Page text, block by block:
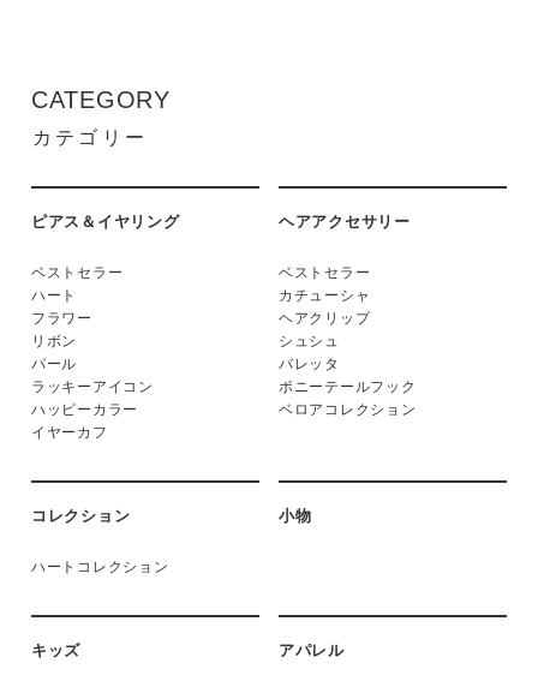
CATEGORY
カテゴリー
ピアス＆イヤリング
ベストセラー
ハート
フラワー
リボン
パール
ラッキーアイコン
ハッピーカラー
イヤーカフ
ヘアアクセサリー
ベストセラー
カチューシャ
ヘアクリップ
シュシュ
バレッタ
ポニーテールフック
ベロアコレクション
コレクション
ハートコレクション
小物
キッズ アパレル